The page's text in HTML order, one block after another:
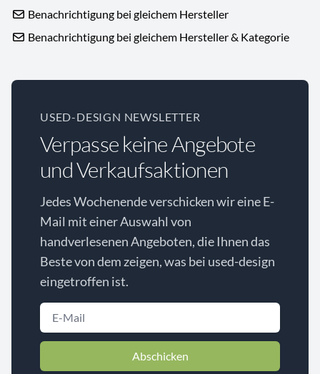
Benachrichtigung bei gleichem Hersteller
Benachrichtigung bei gleichem Hersteller & Kategorie
USED-DESIGN NEWSLETTER
Verpasse keine Angebote
und Verkaufsaktionen
Jedes Wochenende verschicken wir eine E-
Mail mit einer Auswahl von
handverlesenen Angeboten, die Ihnen das
Beste von dem zeigen, was bei used-design
eingetroffen ist.
Abschicken